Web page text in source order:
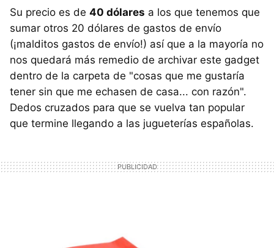
Su precio es de 40 dólares a los que tenemos que
sumar otros 20 dólares de gastos de envío
(¡malditos gastos de envío!) así que a la mayoría no
nos quedará más remedio de archivar este gadget
dentro de la carpeta de "cosas que me gustaría
tener sin que me echasen de casa... con razón".
Dedos cruzados para que se vuelva tan popular
que termine llegando a las jugueterías españolas.